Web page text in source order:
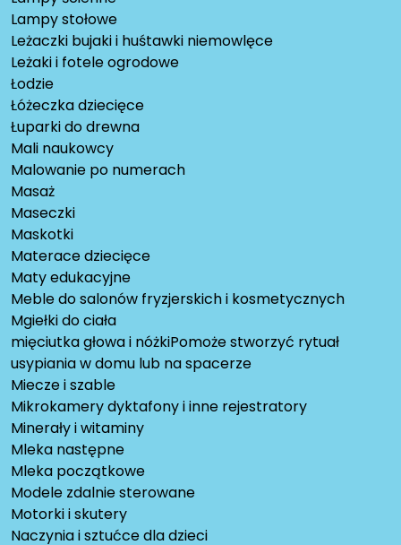
Lampy stołowe
Leżaczki bujaki i huśtawki niemowlęce
Leżaki i fotele ogrodowe
Łodzie
Łóżeczka dziecięce
Łuparki do drewna
Mali naukowcy
Malowanie po numerach
Masaż
Maseczki
Maskotki
Materace dziecięce
Maty edukacyjne
Meble do salonów fryzjerskich i kosmetycznych
Mgiełki do ciała
mięciutka głowa i nóżkiPomoże stworzyć rytuał
usypiania w domu lub na spacerze
Miecze i szable
Mikrokamery dyktafony i inne rejestratory
Minerały i witaminy
Mleka następne
Mleka początkowe
Modele zdalnie sterowane
Motorki i skutery
Naczynia i sztućce dla dzieci